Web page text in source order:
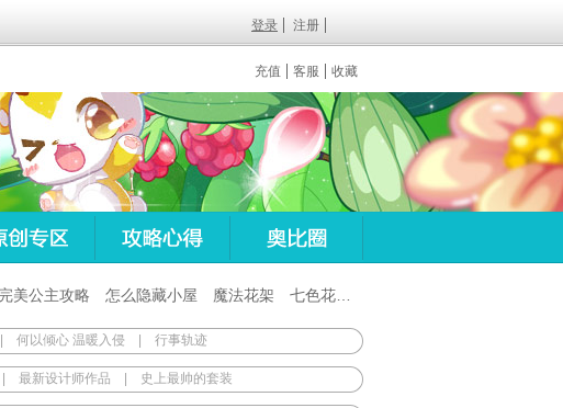
登录 注册
充值 客服 收藏
完美公主攻略 怎么隐藏小屋 魔法花架 七色花在哪
何以倾心 温暖入侵 行事轨迹
最新设计师作品 史上最帅的套装